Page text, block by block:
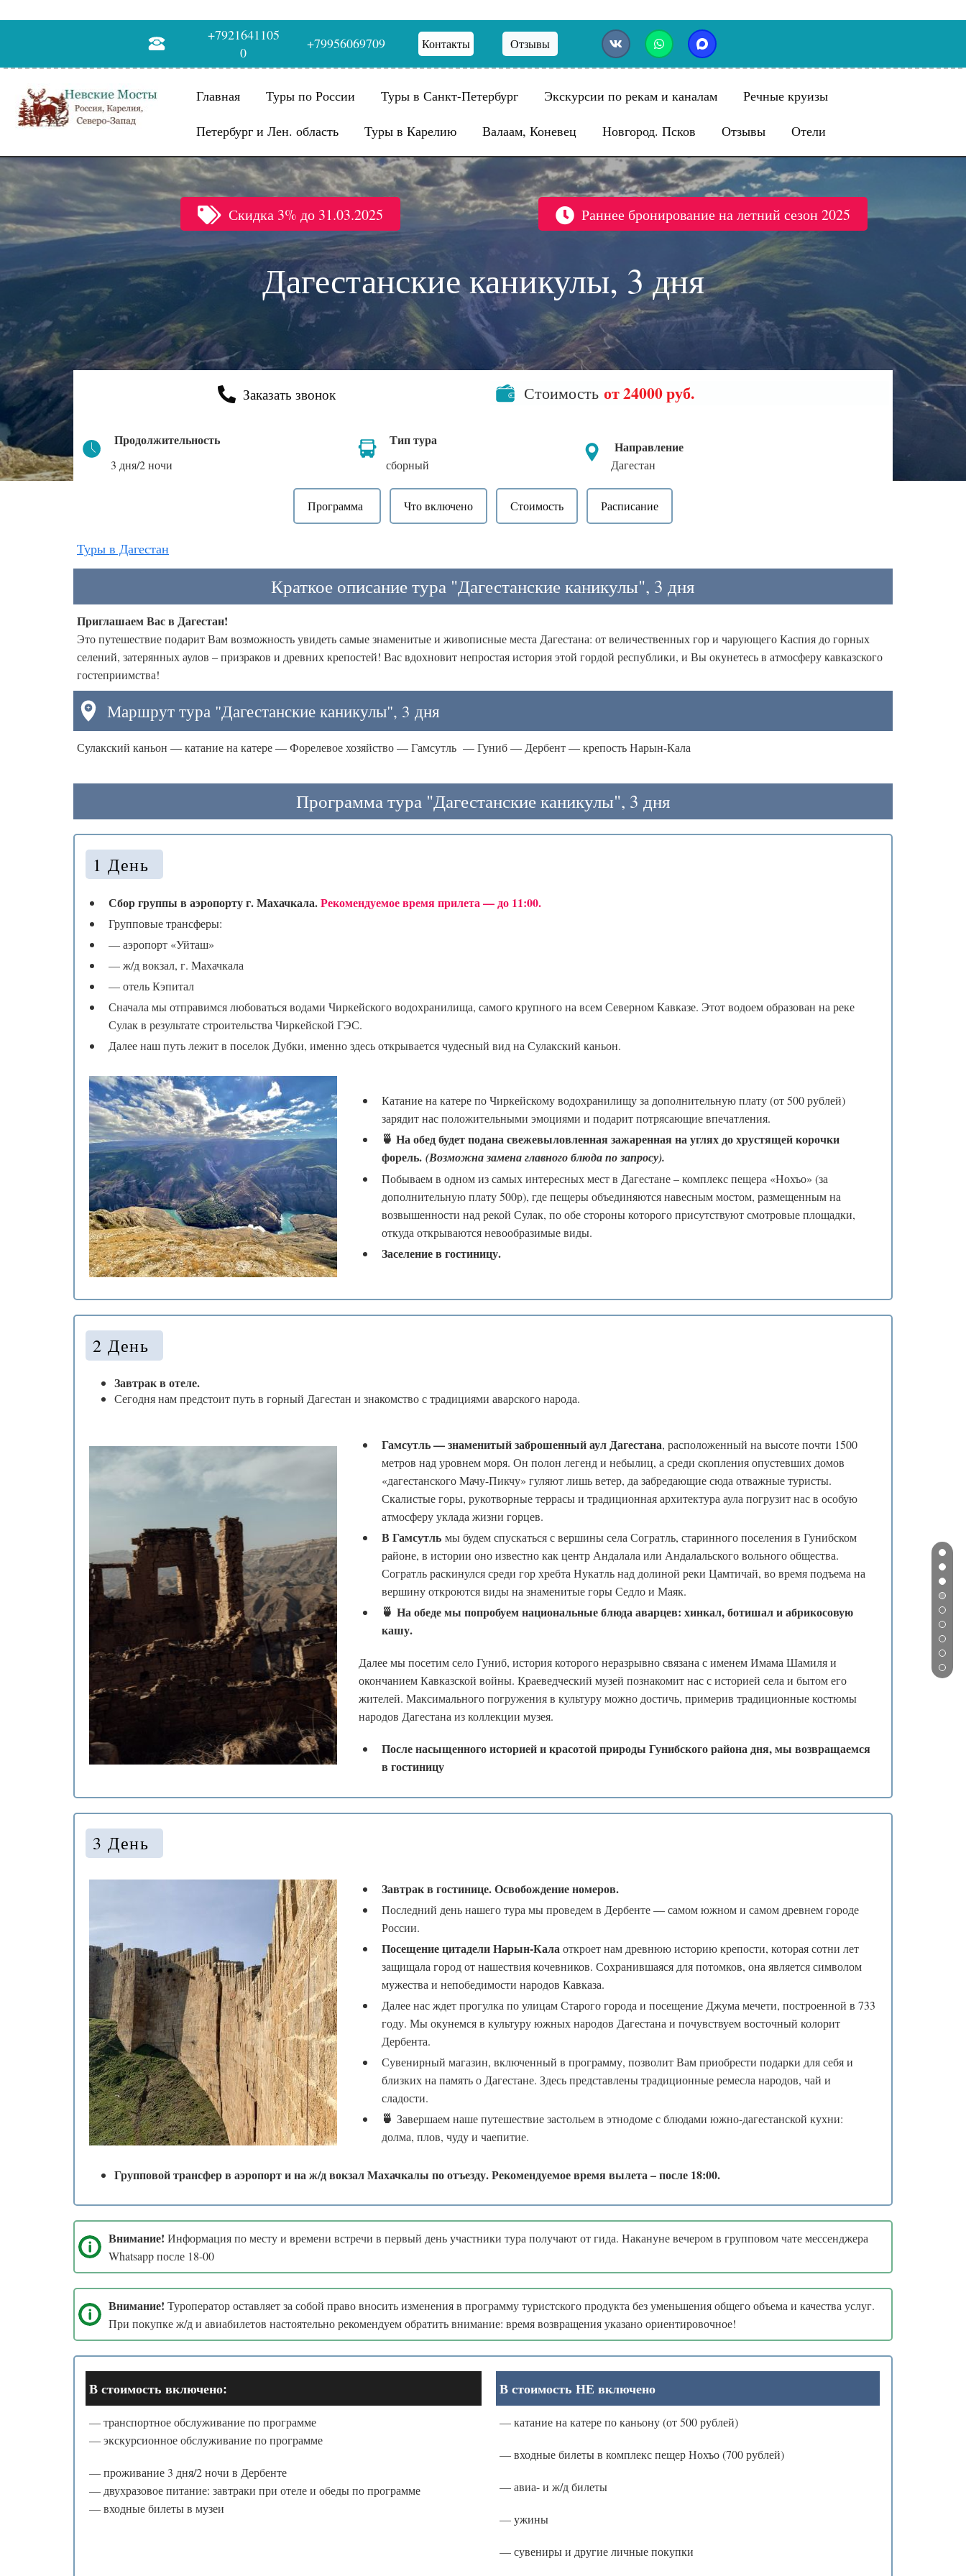
+7921641105
0
+79956069709 Контакты Отзывы
Главная Туры по России Туры в Санкт-Петербург Экскурсии по рекам и каналам Речные круизы
Петербург и Лен. область Туры в Карелию Валаам, Коневец Новгород. Псков Отзывы Отели
Скидка 3% до 31.03.2025 Раннее бронирование на летний сезон 2025
Дагестанские каникулы, 3 дня
Заказать звонок Стоимость от 24000 руб.
Продолжительность
3 дня/2 ночи
Тип тура
сборный
Направление
Дагестан
Программа Что включено Стоимость Расписание
Туры в Дагестан
Краткое описание тура "Дагестанские каникулы", 3 дня
Приглашаем Вас в Дагестан!
Это путешествие подарит Вам возможность увидеть самые знаменитые и живописные места Дагестана: от величественных гор и чарующего Каспия до горных
селений, затерянных аулов – призраков и древних крепостей! Вас вдохновит непростая история этой гордой республики, и Вы окунетесь в атмосферу кавказского
гостеприимства!
Маршрут тура "Дагестанские каникулы", 3 дня
Сулакский каньон — катание на катере — Форелевое хозяйство — Гамсутль — Гуниб — Дербент — крепость Нарын-Кала
Программа тура "Дагестанские каникулы", 3 дня
1 День
Сбор группы в аэропорту г. Махачкала.Рекомендуемое время прилета — до 11:00.
Групповые трансферы:
— аэропорт «Уйташ»
— ж/д вокзал, г. Махачкала
— отель Кэпитал
Сначала мы отправимся любоваться водами Чиркейского водохранилища, самого крупного на всем Северном Кавказе. Этот водоем образован на реке
Сулак в результате строительства Чиркейской ГЭС.
Далее наш путь лежит в поселок Дубки, именно здесь открывается чудесный вид на Сулакский каньон.
Катание на катере по Чиркейскому водохранилищу за дополнительную плату (от 500 рублей)
зарядит нас положительными эмоциями и подарит потрясающие впечатления.
🍵 На обед будет подана свежевыловленная зажаренная на углях до хрустящей корочки
форель. (Возможна замена главного блюда по запросу).
Побываем в одном из самых интересных мест в Дагестане – комплекс пещера «Нохъо» (за
дополнительную плату 500р), где пещеры объединяются навесным мостом, размещенным на
возвышенности над рекой Сулак, по обе стороны которого присутствуют смотровые площадки,
откуда открываются невообразимые виды.
Заселение в гостиницу.
2 День
Завтрак в отеле.
Сегодня нам предстоит путь в горный Дагестан и знакомство с традициями аварского народа.
.
.
❅
❄ ❆
❆
❆ *
❅
.
❅
❆
❄ ❅
❅
❅
❄
* ❅
Гамсутль — знаменитый заброшенный аул Дагестана, расположенный на высоте почти 1500
метров над уровнем моря. Он полон легенд и небылиц, а среди скопления опустевших домов
«дагестанского Мачу-Пикчу» гуляют лишь ветер, да забредающие сюда отважные туристы.
Скалистые горы, рукотворные террасы и традиционная архитектура аула погрузит нас в особую
атмосферу уклада жизни горцев.
В Гамсутль мы будем спускаться с вершины села Согратль, старинного поселения в Гунибском
районе, в истории оно известно как центр Андалала или Андалальского вольного общества.
Согратль раскинулся среди гор хребта Нукатль над долиной реки Цамтичай, во время подъема на
вершину откроются виды на знаменитые горы Седло и Маяк.
🍵 На обеде мы попробуем национальные блюда аварцев: хинкал, ботишал и абрикосовую
кашу.
Далее мы посетим село Гуниб, история которого неразрывно связана с именем Имама Шамиля и
окончанием Кавказской войны. Краеведческий музей познакомит нас с историей села и бытом его
жителей. Максимального погружения в культуру можно достичь, примерив традиционные костюмы
народов Дагестана из коллекции музея.
После насыщенного историей и красотой природы Гунибского района дня, мы возвращаемся
в гостиницу
3 День
Завтрак в гостинице. Освобождение номеров.
Последний день нашего тура мы проведем в Дербенте — самом южном и самом древнем городе
России.
Посещение цитадели Нарын-Калаоткроет нам древнюю историю крепости, которая сотни лет
защищала город от нашествия кочевников. Сохранившаяся для потомков, она является символом
мужества и непобедимости народов Кавказа.
Далее нас ждет прогулка по улицам Старого города и посещение Джума мечети, построенной в 733
году. Мы окунемся в культуру южных народов Дагестана и почувствуем восточный колорит
Дербента.
Сувенирный магазин, включенный в программу, позволит Вам приобрести подарки для себя и
близких на память о Дагестане. Здесь представлены традиционные ремесла народов, чай и
сладости.
🍵 Завершаем наше путешествие застольем в этнодоме с блюдами южно-дагестанской кухни:
долма, плов, чуду и чаепитие.
Групповой трансфер в аэропорт и на ж/д вокзал Махачкалы по отъезду. Рекомендуемое время вылета – после 18:00.
Внимание! Информация по месту и времени встречи в первый день участники тура получают от гида. Накануне вечером в групповом чате мессенджера
Whatsapp после 18-00
Внимание! Туроператор оставляет за собой право вносить изменения в программу туристского продукта без уменьшения общего объема и качества услуг.
При покупке ж/д и авиабилетов настоятельно рекомендуем обратить внимание: время возвращения указано ориентировочное!
В стоимость включено:
— транспортное обслуживание по программе
— экскурсионное обслуживание по программе
— проживание 3 дня/2 ночи в Дербенте
— двухразовое питание: завтраки при отеле и обеды по программе
— входные билеты в музеи
В стоимость НЕ включено
— катание на катере по каньону (от 500 рублей)
— входные билеты в комплекс пещер Нохъо (700 рублей)
— авиа- и ж/д билеты
— ужины
— сувениры и другие личные покупки